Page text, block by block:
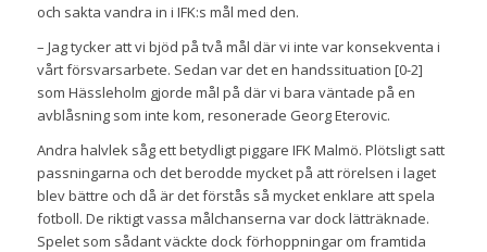
och sakta vandra in i IFK:s mål med den.
– Jag tycker att vi bjöd på två mål där vi inte var konsekventa i
vårt försvarsarbete. Sedan var det en handssituation [0-2]
som Hässleholm gjorde mål på där vi bara väntade på en
avblåsning som inte kom, resonerade Georg Eterovic.
Andra halvlek såg ett betydligt piggare IFK Malmö. Plötsligt satt
passningarna och det berodde mycket på att rörelsen i laget
blev bättre och då är det förstås så mycket enklare att spela
fotboll. De riktigt vassa målchanserna var dock lätträknade.
Spelet som sådant väckte dock förhoppningar om framtida